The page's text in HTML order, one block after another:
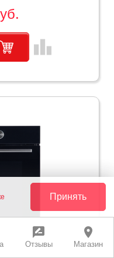
rate_review
Отзывы
place
Магазин
leaderboard
Принять